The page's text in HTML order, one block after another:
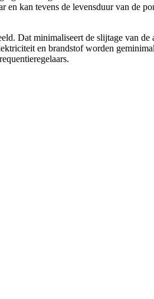
en kan tevens de levensduur van de
Dat minimaliseert de slijtage van
en brandstof worden